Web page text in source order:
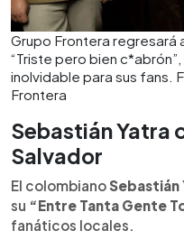
Grupo Frontera regresará
“Triste pero bien
inolvidable para sus fans.
Frontera
Sebastián Yatra
Salvador
El colombianoSebastián
su “Entre Tanta Gente
fanáticos locales.